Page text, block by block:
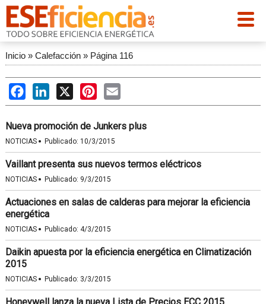
Inicio» Calefacción» Página 116
FacebookLinkedIn
X PinterestEmail
Nueva promoción de Junkers plus
NOTICIAS · Publicado: 10/3/2015
Vaillant presenta sus nuevos termos eléctricos
NOTICIAS · Publicado: 9/3/2015
Actuaciones en salas de calderas para mejorar la eficiencia
energética
NOTICIAS · Publicado: 4/3/2015
Daikin apuesta por la eficiencia energética en Climatización
2015
NOTICIAS · Publicado: 3/3/2015